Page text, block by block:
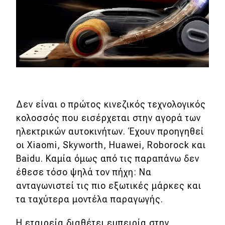
Μεταχειρισμένο
Χρηστικά
Συμβουλές
ΚΤΕΟ
Οδική βοήθεια
Δεν είναι ο πρώτος κινεζικός τεχνολογικός
κολοσσός που εισέρχεται στην αγορά των
ηλεκτρικών αυτοκινήτων. Έχουν προηγηθεί
οι Xiaomi, Skyworth, Huawei, Roborock και
Baidu. Καμία όμως από τις παραπάνω δεν
έθεσε τόσο ψηλά τον πήχη: Να
ανταγωνιστεί τις πιο εξωτικές μάρκες και
τα ταχύτερα μοντέλα παραγωγής.
Η εταιρεία διαθέτει εμπειρία στην